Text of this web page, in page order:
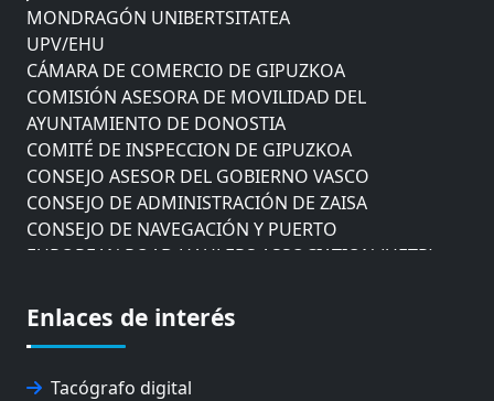
MONDRAGÓN UNIBERTSITATEA
UPV/EHU
CÁMARA DE COMERCIO DE GIPUZKOA
COMISIÓN ASESORA DE MOVILIDAD DEL
AYUNTAMIENTO DE DONOSTIA
COMITÉ DE INSPECCION DE GIPUZKOA
CONSEJO ASESOR DEL GOBIERNO VASCO
CONSEJO DE ADMINISTRACIÓN DE ZAISA
CONSEJO DE NAVEGACIÓN Y PUERTO
EUROPEAN ROAD HAULERS ASSOCIATION (UETR)
FEVATRANS (FEDERACIÓN VASCA DE TRANSPORTES)
FITRANS
GIZLOGA
Enlaces de interés
Tacógrafo digital